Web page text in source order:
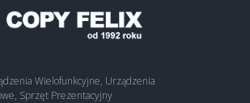
Wielofunkcyjne, Urządzenia
Sprzęt Prezentacyjny